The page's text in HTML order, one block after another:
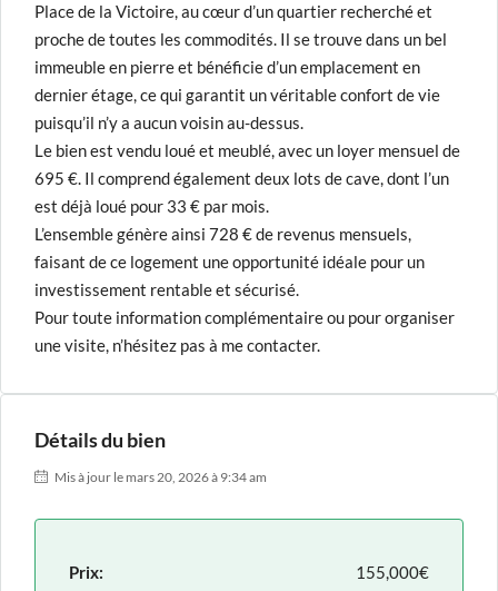
Place de la Victoire, au cœur d’un quartier recherché et
proche de toutes les commodités. Il se trouve dans un bel
immeuble en pierre et bénéficie d’un emplacement en
dernier étage, ce qui garantit un véritable confort de vie
puisqu’il n’y a aucun voisin au-dessus.
Le bien est vendu loué et meublé, avec un loyer mensuel de
695 €. Il comprend également deux lots de cave, dont l’un
est déjà loué pour 33 € par mois.
L’ensemble génère ainsi 728 € de revenus mensuels,
faisant de ce logement une opportunité idéale pour un
investissement rentable et sécurisé.
Pour toute information complémentaire ou pour organiser
une visite, n’hésitez pas à me contacter.
Détails du bien
Mis à jour le mars 20, 2026 à 9:34 am
Prix:
155,000€